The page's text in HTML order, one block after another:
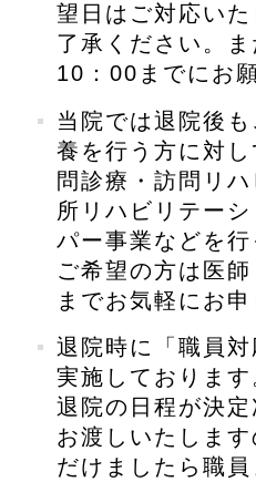
望日はご対応い
了承ください。
10：00までにお
当院では退院後
養を行う方に対
問診療・訪問リ
所リハビリテー
パー事業などを行
ご希望の方は医
までお気軽にお申
退院時に「職員
実施しております
退院の日程が決
お渡しいたしま
だけましたら職員